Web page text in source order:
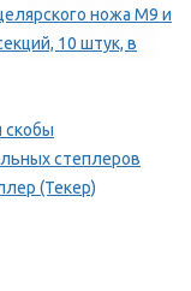
ножа M9 и
10 штук, в
скобы
степлеров
(Текер)